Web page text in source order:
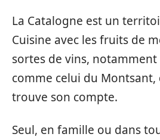
La Catalogne est un
Cuisine avec les fruits de
sortes de vins,
comme celui du
trouve son compte.
Seul, en famille ou dans